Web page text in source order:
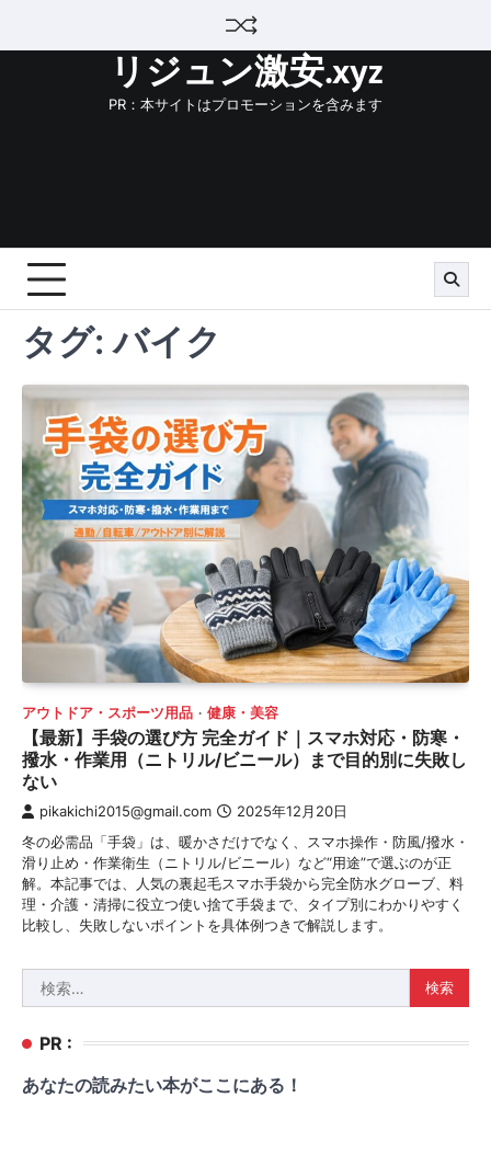
リジュン激安.xyz
PR：本サイトはプロモーションを含みます
タグ:バイク
アウトドア・スポーツ用品 健康・美容
【最新】手袋の選び方 完全ガイド｜スマホ対応・防寒・
撥水・作業用（ニトリル/ビニール）まで目的別に失敗し
ない
pikakichi2015@gmail.com 2025年12月20日
冬の必需品「手袋」は、暖かさだけでなく、スマホ操作・防風/撥水・
滑り止め・作業衛生（ニトリル/ビニール）など“用途”で選ぶのが正
解。本記事では、人気の裏起毛スマホ手袋から完全防水グローブ、料
理・介護・清掃に役立つ使い捨て手袋まで、タイプ別にわかりやすく
比較し、失敗しないポイントを具体例つきで解説します。
索:
PR :
あなたの読みたい本がここにある！